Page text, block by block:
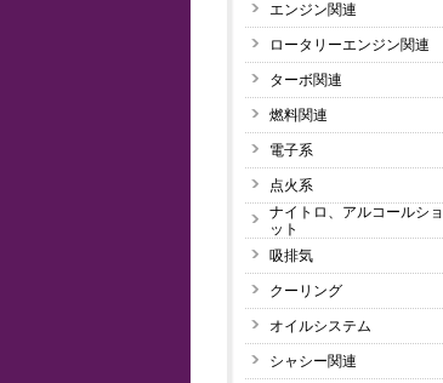
エンジン関連
ロータリーエンジン関連
ターボ関連
燃料関連
電子系
点火系
ナイトロ、アルコールショ
ット
吸排気
クーリング
オイルシステム
シャシー関連